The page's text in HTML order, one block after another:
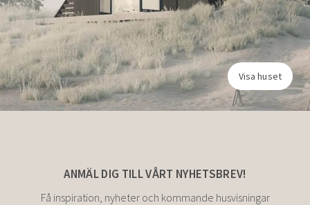
Visa huset
ANMÄL DIG TILL VÅRT NYHETSBREV!
Få inspiration, nyheter och kommande husvisningar